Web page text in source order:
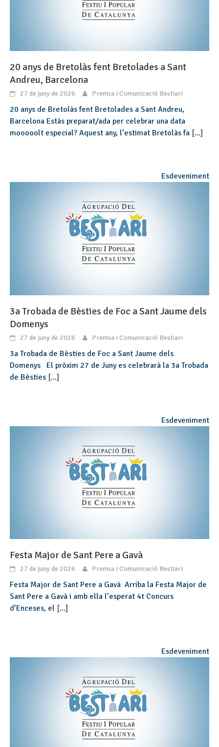
20 anys de Bretolàs fent Bretolades a Sant
Andreu, Barcelona
27 de juny de 2026 Premsa i Comunicació Bestiari
20 anys de Bretolàs fent Bretolades a Sant Andreu,
Barcelona Estàs preparat/ada per celebrar una data
mooooolt especial? Aquest any, l’estimat Bretolàs fa [...]
Esdeveniment
3a Trobada de Bèsties de Foc a Sant Jaume dels
Domenys
27 de juny de 2026 Premsa i Comunicació Bestiari
3a Trobada de Bèsties de Foc a Sant Jaume dels
Domenys El pròxim 27 de Juny es celebrarà la 3a Trobada
de Bèsties [...]
Esdeveniment
Festa Major de Sant Pere a Gavà
27 de juny de 2026 Premsa i Comunicació Bestiari
Festa Major de Sant Pere a Gavà Arriba la Festa Major de
Sant Pere a Gavà i amb ella l’esperat 4t Concurs
d’Enceses, el [...]
Esdeveniment